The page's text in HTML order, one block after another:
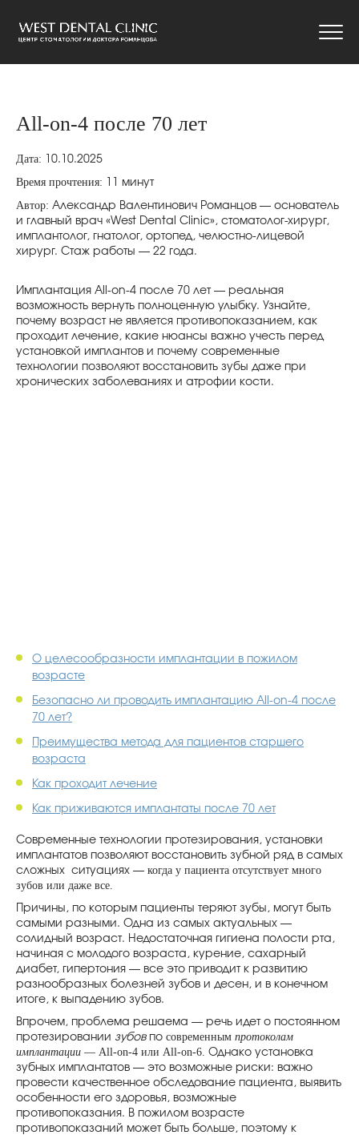
ГЛАВНАЯ БЛОГ ALL-ON-4 ПОСЛЕ 70 ЛЕТ
All-on-4 после 70 лет
Дата: 10.10.2025
Время прочтения: 11 минут
Автор: Александр Валентинович Романцов — основатель
и главный врач «West Dental Clinic», стоматолог-хирург,
имплантолог, гнатолог, ортопед, челюстно-лицевой
хирург. Стаж работы — 22 года.
Имплантация All-on-4 после 70 лет — реальная
возможность вернуть полноценную улыбку. Узнайте,
почему возраст не является противопоказанием, как
проходит лечение, какие нюансы важно учесть перед
установкой имплантов и почему современные
технологии позволяют восстановить зубы даже при
хронических заболеваниях и атрофии кости.
О целесообразности имплантации в пожилом
возрасте
Безопасно ли проводить имплантацию All-on-4 после
70 лет?
Преимущества метода для пациентов старшего
возраста
Как проходит лечение
Как приживаются имплантаты после 70 лет
Современные технологии протезирования, установки
имплантатов позволяют восстановить зубной ряд в самых
сложных ситуациях — когда у пациента отсутствует много
зубов или даже все.
Причины, по которым пациенты теряют зубы, могут быть
самыми разными. Одна из самых актуальных —
солидный возраст. Недостаточная гигиена полости рта,
начиная с молодого возраста, курение, сахарный
диабет, гипертония — все это приводит к развитию
разнообразных болезней зубов и десен, и в конечном
итоге, к выпадению зубов.
Впрочем, проблема решаема — речь идет о постоянном
протезировании зубовпо современным протоколам
имплантации — All-on-4 или All-on-6. Однако установка
зубных имплантатов — это возможные риски: важно
провести качественное обследование пациента, выявить
особенности его здоровья, возможные
противопоказания. В пожилом возрасте
противопоказаний может быть больше, поэтому к